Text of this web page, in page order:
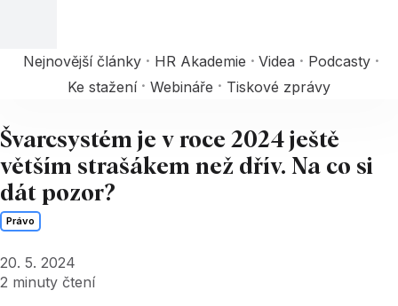
Nejnovější články HR Akademie Videa
Podcasty
Ke stažení
Webináře Tiskové zprávy
Švarcsystém je v roce 2024 ještě
větším strašákem než dřív. Na co si
dát pozor?
Právo
20. 5. 2024
2 minuty čtení